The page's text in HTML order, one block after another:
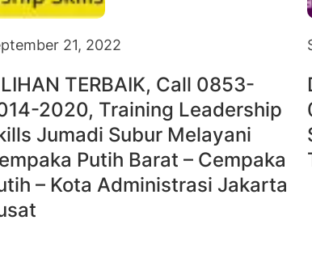
21, 2022
TERBAIK, Call 0853-
2020, Training Leadership
Jumadi Subur Melayani
Putih Barat – Cempaka
– Kota Administrasi Jakarta